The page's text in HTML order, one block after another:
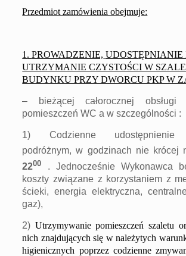
Przedmiot zamówienia obejmuje:
1 .PROWADZENIE, UDOSTĘPNIANIE
UTRZYMANIE CZYSTOŚCI W
BUDYNKU PRZY DWORCU PKP W
– bieżącej całorocznej obsługi
pomieszczeń WC a w szczególności :
1) Codzienne udostępnienie
podróżnym, w godzinach nie krócej
2200 . Jednocześnie Wykonawca
koszty związane z korzystaniem z
ścieki, energia elektryczna,
gaz),
2) Utrzymywanie pomieszczeń szaletu
nich znajdujących się w należytych
higienicznych poprzez codzienne